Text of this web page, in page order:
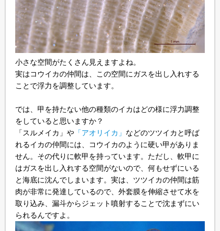
小さな空間がたくさん見えますよね。
実はコウイカの仲間は、この空間にガスを出し入れする
ことで浮力を調整しています。
では、甲を持たない他の種類のイカはどの様に浮力調整
をしていると思いますか？
「スルメイカ」や 「アオリイカ」 などのツツイカと呼ば
れるイカの仲間には、コウイカのように硬い甲がありま
せん。その代りに軟甲を持っています。ただし、軟甲に
はガスを出し入れする空間がないので、何もせずにいる
と海底に沈んでしまいます。実は、ツツイカの仲間は筋
肉が非常に発達しているので、外套膜を伸縮させて水を
取り込み、漏斗からジェット噴射することで沈まずにい
られるんですよ。